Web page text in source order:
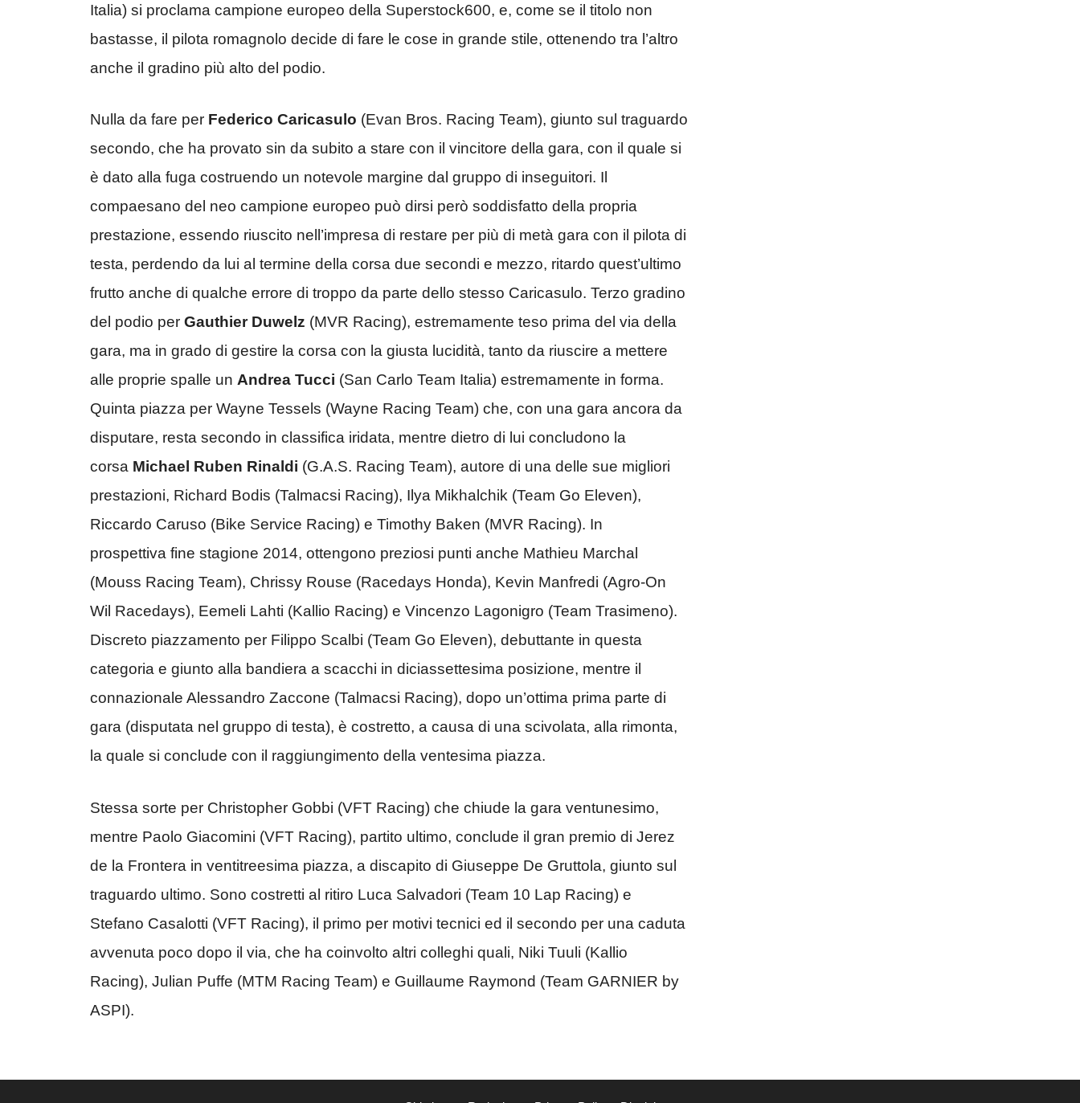
Italia) si proclama campione europeo della Superstock600, e, come se il titolo non
bastasse, il pilota romagnolo decide di fare le cose in grande stile, ottenendo tra l’altro
anche il gradino più alto del podio.
Nulla da fare per Federico Caricasulo (Evan Bros. Racing Team), giunto sul traguardo
secondo, che ha provato sin da subito a stare con il vincitore della gara, con il quale si
è dato alla fuga costruendo un notevole margine dal gruppo di inseguitori. Il
compaesano del neo campione europeo può dirsi però soddisfatto della propria
prestazione, essendo riuscito nell’impresa di restare per più di metà gara con il pilota di
testa, perdendo da lui al termine della corsa due secondi e mezzo, ritardo quest’ultimo
frutto anche di qualche errore di troppo da parte dello stesso Caricasulo. Terzo gradino
del podio per Gauthier Duwelz (MVR Racing), estremamente teso prima del via della
gara, ma in grado di gestire la corsa con la giusta lucidità, tanto da riuscire a mettere
alle proprie spalle un Andrea Tucci (San Carlo Team Italia) estremamente in forma.
Quinta piazza per Wayne Tessels (Wayne Racing Team) che, con una gara ancora da
disputare, resta secondo in classifica iridata, mentre dietro di lui concludono la
corsa Michael Ruben Rinaldi (G.A.S. Racing Team), autore di una delle sue migliori
prestazioni, Richard Bodis (Talmacsi Racing), Ilya Mikhalchik (Team Go Eleven),
Riccardo Caruso (Bike Service Racing) e Timothy Baken (MVR Racing). In
prospettiva fine stagione 2014, ottengono preziosi punti anche Mathieu Marchal
(Mouss Racing Team), Chrissy Rouse (Racedays Honda), Kevin Manfredi (Agro-On
Wil Racedays), Eemeli Lahti (Kallio Racing) e Vincenzo Lagonigro (Team Trasimeno).
Discreto piazzamento per Filippo Scalbi (Team Go Eleven), debuttante in questa
categoria e giunto alla bandiera a scacchi in diciassettesima posizione, mentre il
connazionale Alessandro Zaccone (Talmacsi Racing), dopo un’ottima prima parte di
gara (disputata nel gruppo di testa), è costretto, a causa di una scivolata, alla rimonta,
la quale si conclude con il raggiungimento della ventesima piazza.
Stessa sorte per Christopher Gobbi (VFT Racing) che chiude la gara ventunesimo,
mentre Paolo Giacomini (VFT Racing), partito ultimo, conclude il gran premio di Jerez
de la Frontera in ventitreesima piazza, a discapito di Giuseppe De Gruttola, giunto sul
traguardo ultimo. Sono costretti al ritiro Luca Salvadori (Team 10 Lap Racing) e
Stefano Casalotti (VFT Racing), il primo per motivi tecnici ed il secondo per una caduta
avvenuta poco dopo il via, che ha coinvolto altri colleghi quali, Niki Tuuli (Kallio
Racing), Julian Puffe (MTM Racing Team) e Guillaume Raymond (Team GARNIER by
ASPI).